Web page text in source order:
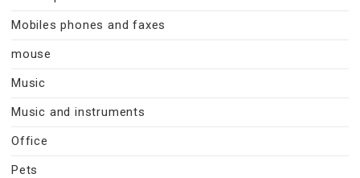
Mobiles phones and faxes
mouse
Music
Music and instruments
Office
Pets